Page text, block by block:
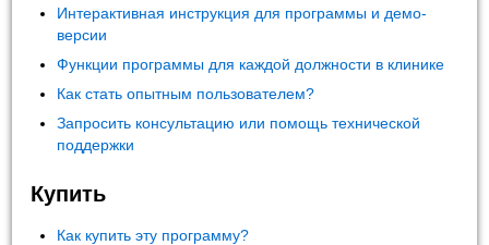
Интерактивная инструкция для программы и демо-
версии
Функции программы для каждой должности в клинике
Как стать опытным пользователем?
Запросить консультацию или помощь технической
поддержки
Купить
Как купить эту программу?